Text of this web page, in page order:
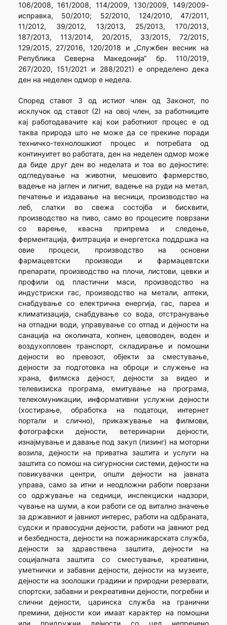
106/2008, 161/2008, 114/2009, 130/2009, 149/2009-
исправка, 50/2010; 52/2010, 124/2010, 47/2011,
11/2012, 39/2012, 13/2013, 25/2013, 170/2013,
187/2013, 113/2014, 20/2015, 33/2015, 72/2015,
129/2015, 27/2016, 120/2018 и „Службен весник на
Република Северна Македонија“ бр. 110/2019,
267/2020, 151/2021 и 288/2021) е определено дека
ден на неделен одмор е недела.
Според ставот 3 од истиот член од Законот, по
исклучок од ставот (2) на овој член, за работниците
кај работодавачите кај кои работниот процес е од
таква природа што не може да се прекине поради
техничко-технолошкиот процес и потребата од
континуитет во работата, ден на неделен одмор може
да биде друг ден во неделата и тоа во дејностите:
одгледување на животни, мешовито фармерство,
вадење на јаглен и лигнит, вадење на руди на метал,
печатење и издавање на весници, производство на
леб, слатки во свежа состојба и бисквити,
производство на пиво, само во процесите поврзани
со варење, квасна припрема и следење,
ферментација, филтрација и енергетска поддршка на
овие процеси, производство на основни
фармацевтски производи и фармацевтски
препарати, производство на плочи, листови, цевки и
профили од пластични маси, производство на
индустриски гас, производство на метали, аптеки,
снабдување со електрична енергија, гас, пареа и
климатизација, снабдување со вода, отстранување
на отпадни води, управување со отпад и дејности на
санација на околината, копнен, цевоводен, воден и
воздухопловен транспорт, складирање и помошни
дејности во превозот, објекти за сместување,
дејности за подготовка на оброци и служење на
храна, филмска дејност, дејности за видео и
телевизиска програма, емитување на програма,
телекомуникации, информативни услужни дејности
(хостирање, обработка на податоци, интернет
портали и слично), прикажување на филмови,
фотографски дејности, ветеринарни дејности,
изнајмување и давање под закуп (лизинг) на моторни
возила, дејности на приватна заштита и услуги на
заштита со помош на сигурносни системи, дејности на
повикувачки центри, општи дејности на јавната
управа, само за итни и неодложни работи поврзани
со одржување на седници, инспекциски надзори,
чување на шуми, а кои работи се од витално значење
за државниот и јавниот интерес, работи на одбраната,
судски и правосудни дејности, работи на јавниот ред
и безбедноста, дејности на пожарникарската служба,
дејности за здравствена заштита, дејности на
социјалната заштита со сместување, креативни,
уметнички и забавни дејности, дејности на музеите,
дејности на зоолошки градини и природни резервати,
спортски, забавни и рекреативни дејности, погребни и
слични дејности, царинска служба на гранични
премини, дејности кои имаат карактер на помошни